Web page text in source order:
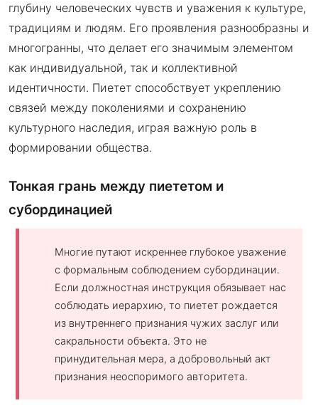
глубину человеческих чувств и уважения к культуре,
традициям и людям. Его проявления разнообразны и
многогранны, что делает его значимым элементом
как индивидуальной, так и коллективной
идентичности. Пиетет способствует укреплению
связей между поколениями и сохранению
культурного наследия, играя важную роль в
формировании общества.
Тонкая грань между пиететом и
субординацией
Многие путают искреннее глубокое уважение
с формальным соблюдением субординации.
Если должностная инструкция обязывает нас
соблюдать иерархию, то пиетет рождается
из внутреннего признания чужих заслуг или
сакральности объекта. Это не
принудительная мера, а добровольный акт
признания неоспоримого авторитета.